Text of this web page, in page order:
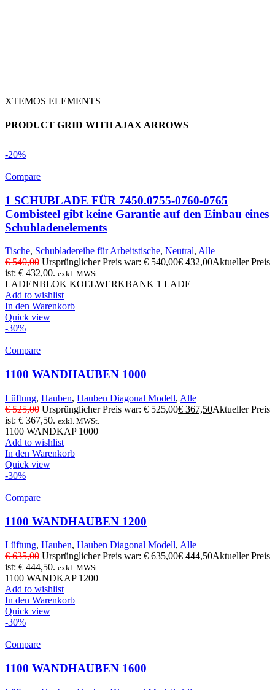
XTEMOS ELEMENTS
PRODUCT GRID WITH AJAX ARROWS
-20%
Compare
1 SCHUBLADE FÜR 7450.0755-0760-0765
Combisteel gibt keine Garantie auf den Einbau eines
Schubladenelements
Tische, Schubladereihe für Arbeitstische, Neutral, Alle
€540,00 Ursprünglicher Preis war: € 540,00€ 432,00Aktueller Preis
ist: € 432,00. exkl. MWSt.
LADENBLOK KOELWERKBANK 1 LADE
Add to wishlist
In den Warenkorb
Quick view
-30%
Compare
1100 WANDHAUBEN 1000
Lüftung, Hauben, Hauben Diagonal Modell, Alle
€525,00 Ursprünglicher Preis war: € 525,00€ 367,50Aktueller Preis
ist: € 367,50. exkl. MWSt.
1100 WANDKAP 1000
Add to wishlist
In den Warenkorb
Quick view
-30%
Compare
1100 WANDHAUBEN 1200
Lüftung, Hauben, Hauben Diagonal Modell, Alle
€635,00 Ursprünglicher Preis war: € 635,00€ 444,50Aktueller Preis
ist: € 444,50. exkl. MWSt.
1100 WANDKAP 1200
Add to wishlist
In den Warenkorb
Quick view
-30%
Compare
1100 WANDHAUBEN 1600